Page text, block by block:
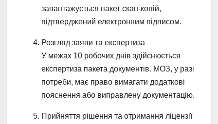
завантажується пакет скан-копій,
підтверджений електронним підписом.
Розгляд заяви та експертиза
У межах 10 робочих днів здійснюється
експертиза пакета документів. МОЗ, у разі
потреби, має право вимагати додаткові
пояснення або виправлену документацію.
Прийняття рішення та отримання ліцензії